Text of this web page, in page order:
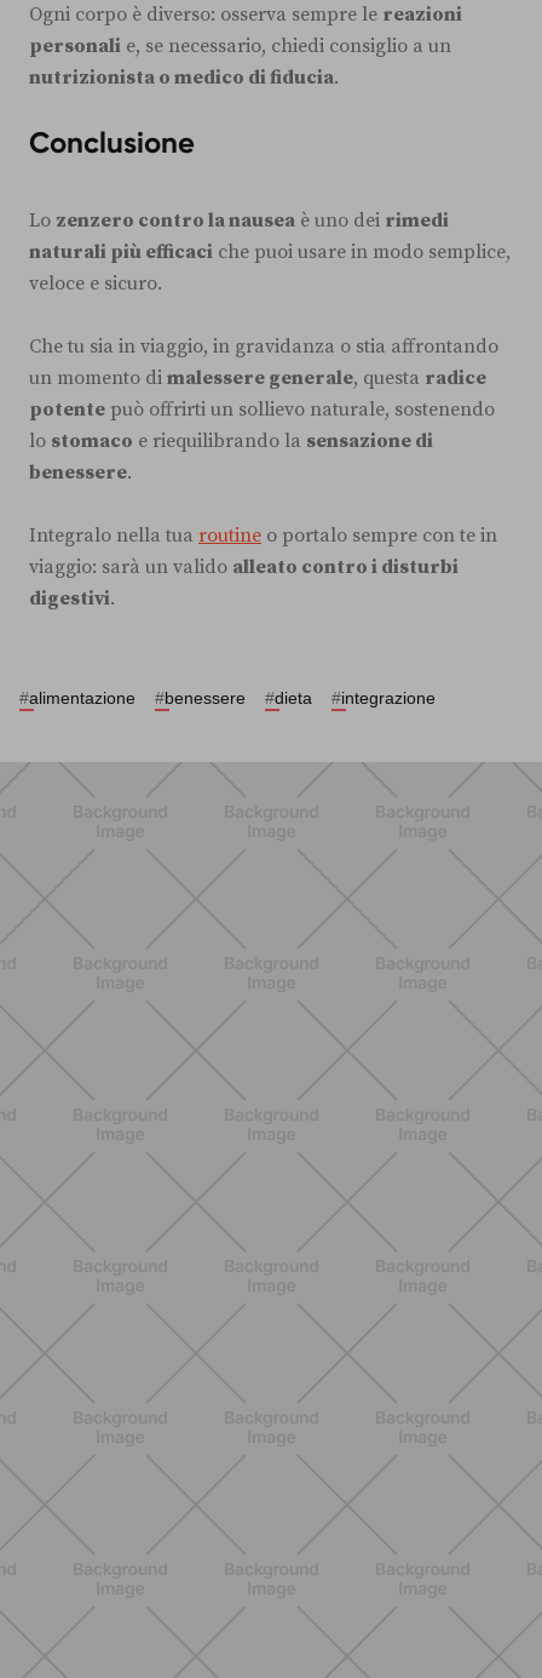
Ogni corpo è diverso: osserva sempre le reazioni
personali e, se necessario, chiedi consiglio a un
nutrizionista o medico di fiducia.
Conclusione
Lo zenzero contro la nausea è uno dei rimedi
naturali più efficaci che puoi usare in modo semplice,
veloce e sicuro.
Che tu sia in viaggio, in gravidanza o stia affrontando
un momento di malessere generale, questa radice
potente può offrirti un sollievo naturale, sostenendo
lo stomaco e riequilibrando la sensazione di
benessere.
Integralo nella tua routine o portalo sempre con te in
viaggio: sarà un valido alleato contro i disturbi
digestivi.
#alimentazione #benessere #dieta #integrazione